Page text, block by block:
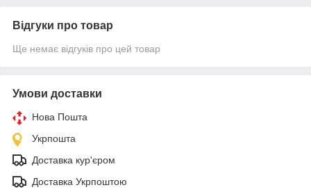
Відгуки про товар
Ще немає відгуків про цей товар
Умови доставки
Нова Пошта
Укрпошта
Доставка кур'єром
Доставка Укрпоштою